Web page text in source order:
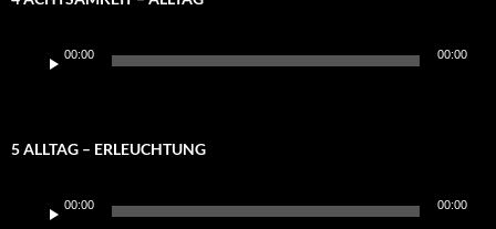
Player
00:00 00:00
5 ALLTAG – ERLEUCHTUNG
Player
00:00 00:00